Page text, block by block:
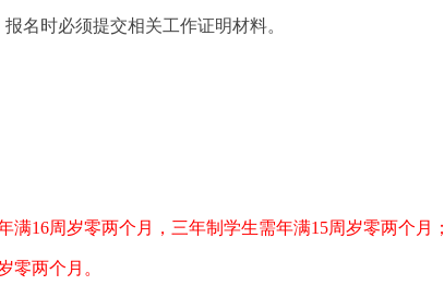
时必须提交相关工作证明材料。
满16周岁零两个月，三年制学生需年满15周岁零两个月；
零两个月。